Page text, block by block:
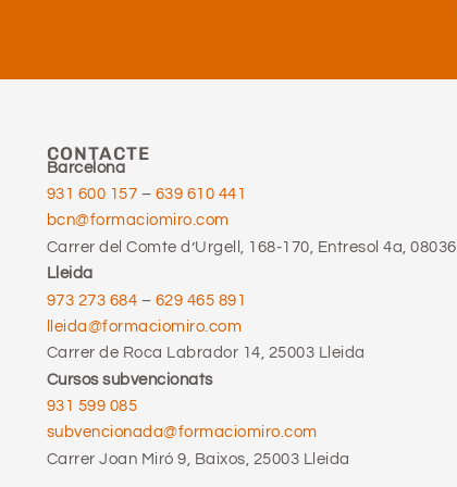
CONTACTE
Barcelona
931 600 157 – 639 610 441
bcn@formaciomiro.com
Carrer del Comte d’Urgell, 168-170, Entresol 4a, 08036
Lleida
973 273 684 – 629 465 891
lleida@formaciomiro.com
Carrer de Roca Labrador 14, 25003 Lleida
Cursos subvencionats
931 599 085
subvencionada@formaciomiro.com
Carrer Joan Miró 9, Baixos, 25003 Lleida